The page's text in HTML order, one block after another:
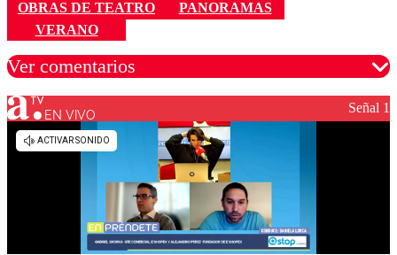
OBRAS DE TEATRO
PANORAMAS
VERANO
Ver comentarios
Los comentarios son moderados para garantizar un
diálogo respetuoso.
EN VIVO Señal 1